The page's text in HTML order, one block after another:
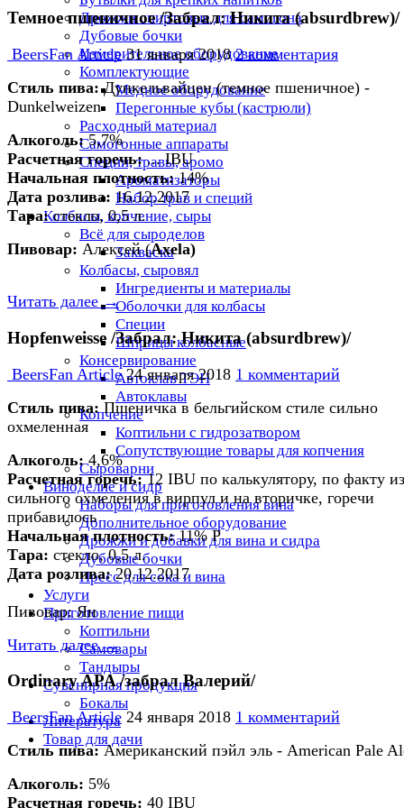
Дрожжи спиртовые для самогона
Дубовые бочки
Измерительное оборудование
Комплектующие
Медное оборудование
Перегонные кубы (кастрюли)
Расходный материал
Самогонные аппараты
Специи, травы, аромо
Ароматизаторы
Набор трав и специй
Колбасы, копчение, сыры
Всё для сыроделов
Закваска
Колбасы, сыровял
Ингредиенты и материалы
Оболочки для колбасы
Специи
Шприцы колбасные
Консервирование
Автоклав ТЭН
Автоклавы
Копчение
Коптильни с гидрозатвором
Сопутствующие товары для копчения
Сыроварни
Виноделие и сидр
Наборы для приготовления вина
Дополнительное оборудование
Дрожжи и добавки для вина и сидра
Дубовые бочки
Пресс для сока и вина
Услуги
Приготовление пищи
Коптильни
Самовары
Тандыры
Сувенирная продукция
Бокалы
Литература
Товар для дачи
Темное пшеничное /Забрал: Никита (absurdbrew)/
BeersFan Article 31 января 2018 2 комментария
Стиль пива:Дункельвайцен (темное пшеничное) -
Dunkelweizen
Алкоголь:5,7%
Расчетная горечь:... IBU
Начальная плотность:14%
Дата розлива: 16.12.2017
Тара:стекло, 0,5 л.
Пивовар: Алексей(Axela)
Читать далее →
Hopfenweisse /Забрал: Никита (absurdbrew)/
BeersFan Article 24 января 2018 1 комментарий
Стиль пива: Пшеничка в бельгийском стиле сильно
охмеленная
Алкоголь:4,6%
Расчетная горечь:12 IBU по калькулятору, по факту
сильного охмеления в вирпул и на вторичке, горечи
прибавилось
Начальная плотность:11% P
Тара: стекло, 0,5 л.
Дата розлива:20.12.2017
Пивовар: Ян
Читать далее →
Ordinary APA /забрал Валерий/
BeersFan Article 24 января 2018 1 комментарий
Стиль пива:Американский пэйл эль - American Pale
Алкоголь: 5%
Расчетная горечь: 40 IBU